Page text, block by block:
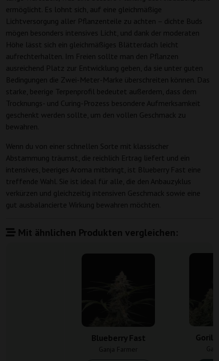
ermöglicht. Es lohnt sich, auf eine gleichmäßige
Lichtversorgung aller Pflanzenteile zu achten – dichte Buds
mögen besonders intensives Licht, und dank der moderaten
Höhe lässt sich ein gleichmäßiges Blätterdach leicht
aufrechterhalten. Im Freien sollte man den Pflanzen
ausreichend Platz zur Entwicklung geben, da sie unter guten
Bedingungen die Zwei-Meter-Marke überschreiten können. Das
starke, beerige Terpenprofil bedeutet außerdem, dass dem
Trocknungs- und Curing-Prozess besondere Aufmerksamkeit
geschenkt werden sollte, um den vollen Geschmack zu
bewahren.
Wenn du von einer schnellen Sorte mit klassischer
Abstammung träumst, die reichlich Ertrag liefert und ein
intensives, beeriges Aroma mitbringt, ist Blueberry Fast eine
treffende Wahl. Sie ist ideal für alle, die den Anbauzyklus
verkürzen und gleichzeitig intensiven Geschmack sowie eine
gut ausbalancierte Wirkung bewahren möchten.
Mit ähnlichen Produkten vergleichen:
Blueberry Fast
Ganja Farmer